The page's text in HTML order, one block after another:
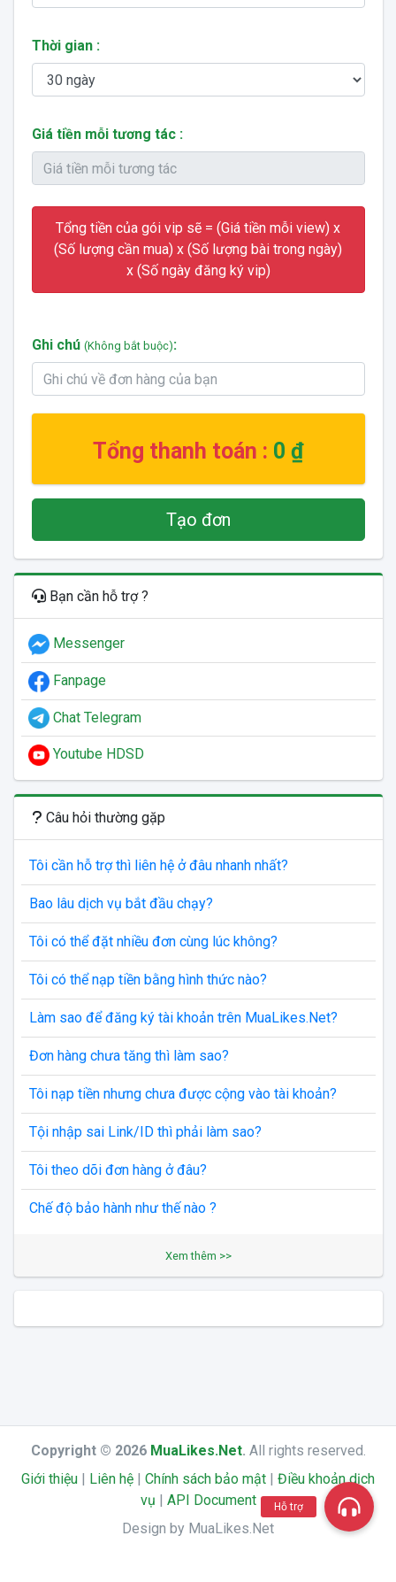
Thời gian :
Giá tiền mỗi tương tác :
Tổng tiền của gói vip sẽ = (Giá tiền mỗi view) x
(Số lượng cần mua) x (Số lượng bài trong ngày)
x (Số ngày đăng ký vip)
Ghi chú (Không bắt buộc):
Tổng thanh toán : 0 ₫
Tạo đơn
Bạn cần hỗ trợ ?
Messenger
Fanpage
Chat Telegram
Youtube HDSD
Câu hỏi thường gặp
Tôi cần hỗ trợ thì liên hệ ở đâu nhanh nhất?
Bao lâu dịch vụ bắt đầu chạy?
Tôi có thể đặt nhiều đơn cùng lúc không?
Tôi có thể nạp tiền bằng hình thức nào?
Làm sao để đăng ký tài khoản trên MuaLikes.Net?
Đơn hàng chưa tăng thì làm sao?
Tôi nạp tiền nhưng chưa được cộng vào tài khoản?
Tội nhập sai Link/ID thì phải làm sao?
Tôi theo dõi đơn hàng ở đâu?
Chế độ bảo hành như thế nào ?
Xem thêm >>
Copyright © 2026 MuaLikes.Net. All rights reserved.
Giới thiệu | Liên hệ | Chính sách bảo mật | Điều khoản dịch
vụ | API Document
Design by MuaLikes.Net
Hỗ trợ